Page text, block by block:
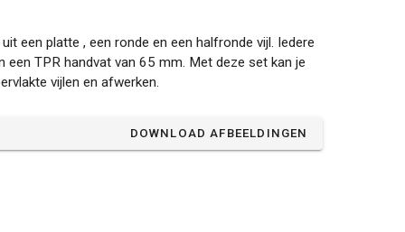
een platte , een ronde en een halfronde vijl. Iedere
een TPR handvat van 65 mm. Met deze set kan je
vijlen en afwerken.
DOWNLOAD AFBEELDINGEN